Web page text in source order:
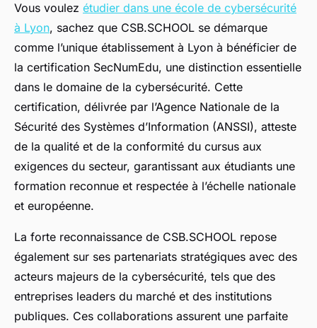
Vous voulez étudier dans une école de cybersécurité
à Lyon, sachez que CSB.SCHOOL se démarque
comme l’unique établissement à Lyon à bénéficier de
la certification SecNumEdu, une distinction essentielle
dans le domaine de la cybersécurité. Cette
certification, délivrée par l’Agence Nationale de la
Sécurité des Systèmes d’Information (ANSSI), atteste
de la qualité et de la conformité du cursus aux
exigences du secteur, garantissant aux étudiants une
formation reconnue et respectée à l’échelle nationale
et européenne.
La forte reconnaissance de CSB.SCHOOL repose
également sur ses partenariats stratégiques avec des
acteurs majeurs de la cybersécurité, tels que des
entreprises leaders du marché et des institutions
publiques. Ces collaborations assurent une parfaite